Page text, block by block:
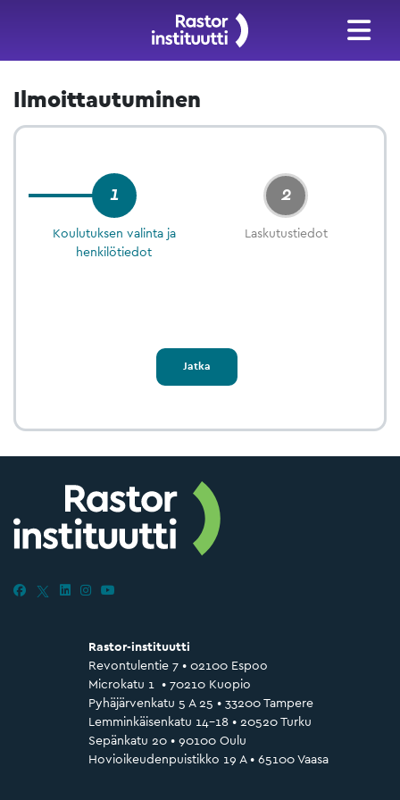
Ilmoittautuminen
1
Koulutuksen valinta ja
henkilötiedot
2
Laskutustiedot
Jatka
Rastor-instituutti
Revontulentie 7 • 02100 Espoo
Microkatu 1 • 70210 Kuopio
Pyhäjärvenkatu 5 A 25 • 33200 Tampere
Lemminkäisenkatu 14–18 • 20520 Turku
Sepänkatu 20 • 90100 Oulu
Hovioikeudenpuistikko 19 A • 65100 Vaasa